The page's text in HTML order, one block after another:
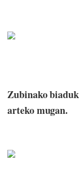
Zubinako
arteko mugan.